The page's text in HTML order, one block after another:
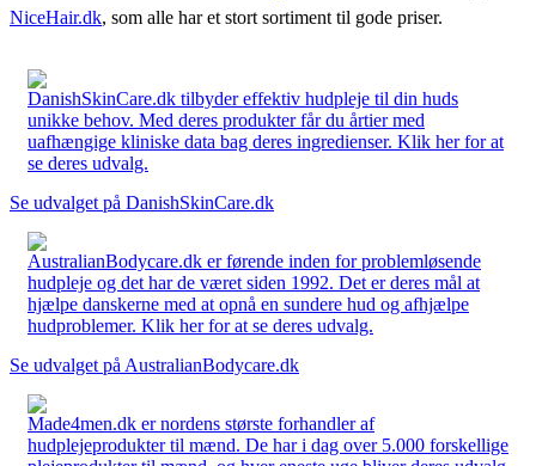
NiceHair.dk, som alle har et stort sortiment til gode priser.
DanishSkinCare.dk tilbyder effektiv hudpleje til din huds
unikke behov. Med deres produkter får du årtier med
uafhængige kliniske data bag deres ingredienser. Klik her for at
se deres udvalg.
Se udvalget på DanishSkinCare.dk
AustralianBodycare.dk er førende inden for problemløsende
hudpleje og det har de været siden 1992. Det er deres mål at
hjælpe danskerne med at opnå en sundere hud og afhjælpe
hudproblemer. Klik her for at se deres udvalg.
Se udvalget på AustralianBodycare.dk
Made4men.dk er nordens største forhandler af
hudplejeprodukter til mænd. De har i dag over 5.000 forskellige